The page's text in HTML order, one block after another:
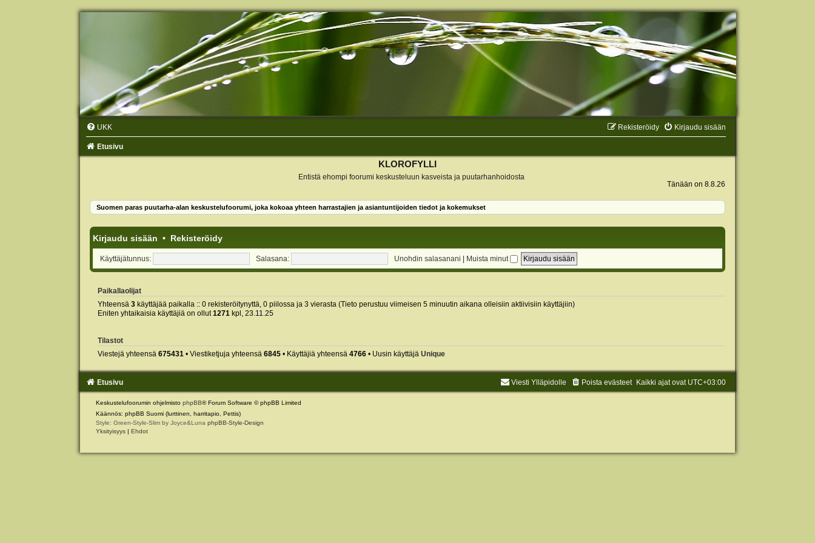
UKK Kirjaudu sisään
Rekisteröidy
Etusivu
KLOROFYLLI
Entistä ehompi foorumi keskusteluun kasveista ja puutarhanhoidosta
Tänään on 8.8.26
Suomen paras puutarha-alan keskustelufoorumi, joka kokoaa yhteen harrastajien ja asiantuntijoiden tiedot ja kokemukset
Kirjaudu sisään • Rekisteröidy
Käyttäjätunnus: Salasana: Unohdin salasanani | Muista minut
Paikallaolijat
Yhteensä 3käyttäjää paikalla :: 0 rekisteröitynyttä, 0 piilossa ja 3 vierasta (Tieto perustuu viimeisen 5 minuutin aikana olleisiin aktiivisiin käyttäjiin)
Eniten yhtaikaisia käyttäjiä on ollut1271kpl, 23.11.25
Tilastot
Viestejä yhteensä 675431 • Viestiketjuja yhteensä 6845• Käyttäjiä yhteensä 4766• Uusin käyttäjä Unique
Etusivu Kaikki ajat ovat UTC+03:00
Poista evästeet
Viesti Ylläpidolle
Keskustelufoorumin ohjelmisto phpBB® Forum Software © phpBB Limited
Käännös: phpBB Suomi (lurttinen, harritapio, Pettis)
Style: Green-Style-Slim by Joyce&Luna phpBB-Style-Design
Yksityisyys | Ehdot